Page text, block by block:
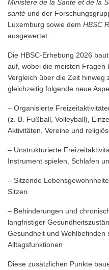
Ministère de la Santé et de la
santé und der
Luxemburg sowie dem HBSC
ausgewertet.
Die HBSC-Erhebung 2026
auf, wobei die meisten Fragen
Vergleich über die Zeit hinweg
gleichzeitig folgende neue
– Organisierte
(z. B. Fußball, Volleyball),
Aktivitäten, Vereine und
– Unstrukturierte
Instrument spielen, Schlafen
– Sitzende
Sitzen.
– Behinderungen und
langfristiger
Gesundheit und Wohlbefinden
Alltagsfunktionen
Diese zusätzlichen Punkte